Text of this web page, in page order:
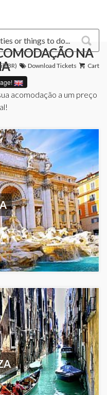
(BR) Download Tickets Cart
NA
acomodação a um preço